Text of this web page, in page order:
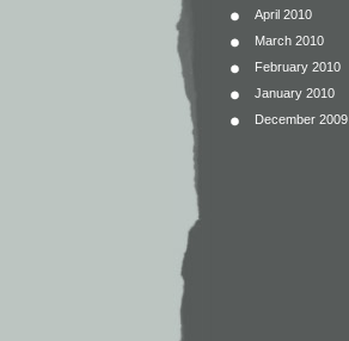
April 2010
March 2010
February 2010
January 2010
December 2009